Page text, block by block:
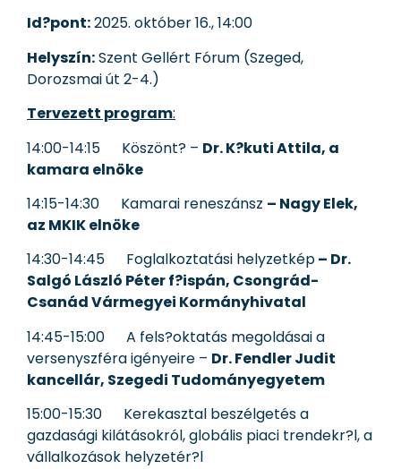
Id?pont:2025. október 16., 14:00
Helyszín:Szent Gellért Fórum (Szeged,
Dorozsmai út 2-4.)
Tervezett program:
14:00-14:15 Köszönt? – Dr. K?kuti Attila, a
kamara elnöke
14:15-14:30 Kamarai reneszánsz – Nagy Elek,
az MKIK elnöke
14:30-14:45 Foglalkoztatási helyzetkép– Dr.
Salgó László Péter f?ispán, Csongrád-
Csanád Vármegyei Kormányhivatal
14:45-15:00 A fels?oktatás megoldásai a
versenyszféra igényeire – Dr. Fendler Judit
kancellár, Szegedi Tudományegyetem
15:00-15:30 Kerekasztal beszélgetés a
gazdasági kilátásokról, globális piaci trendekr?l, a
vállalkozások helyzetér?l